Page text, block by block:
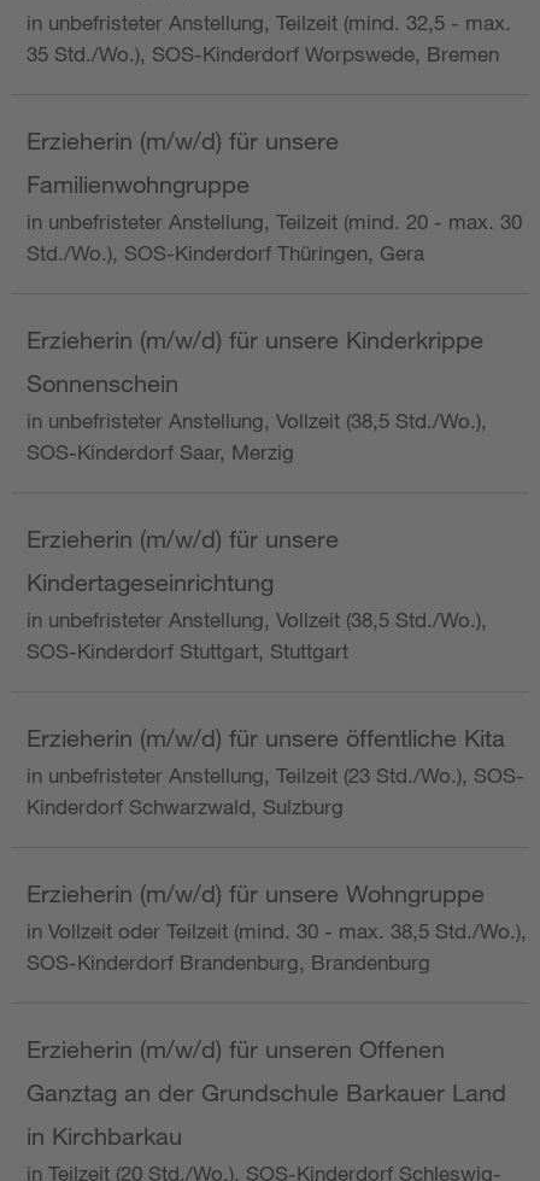
in unbefristeter Anstellung, Teilzeit (mind. 32,5 - max.
35 Std./Wo.), SOS-Kinderdorf Worpswede, Bremen
Erzieherin (m/w/d) für unsere
Familienwohngruppe
in unbefristeter Anstellung, Teilzeit (mind. 20 - max. 30
Std./Wo.), SOS-Kinderdorf Thüringen, Gera
Erzieherin (m/w/d) für unsere Kinderkrippe
Sonnenschein
in unbefristeter Anstellung, Vollzeit (38,5 Std./Wo.),
SOS-Kinderdorf Saar, Merzig
Erzieherin (m/w/d) für unsere
Kindertageseinrichtung
in unbefristeter Anstellung, Vollzeit (38,5 Std./Wo.),
SOS-Kinderdorf Stuttgart, Stuttgart
Erzieherin (m/w/d) für unsere öffentliche Kita
in unbefristeter Anstellung, Teilzeit (23 Std./Wo.), SOS-
Kinderdorf Schwarzwald, Sulzburg
Erzieherin (m/w/d) für unsere Wohngruppe
in Vollzeit oder Teilzeit (mind. 30 - max. 38,5 Std./Wo.),
SOS-Kinderdorf Brandenburg, Brandenburg
Erzieherin (m/w/d) für unseren Offenen
Ganztag an der Grundschule Barkauer Land
in Kirchbarkau
in Teilzeit (20 Std./Wo.), SOS-Kinderdorf Schleswig-